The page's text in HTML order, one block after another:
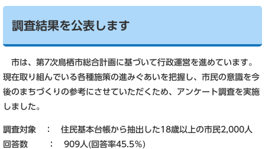
調査結果を公表します
市は、第7次鳥栖市総合計画に基づいて行政運営を進めています。
現在取り組んでいる各種施策の進みぐあいを把握し、市民の意識を今
後のまちづくりの参考にさせていただくため、アンケート調査を実施
しました。
調査対象 ： 住民基本台帳から抽出した18歳以上の市民2,000人
回答数 ： 909人(回答率45.5％)